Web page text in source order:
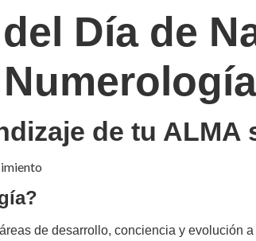
Día de
Numerología
de tu ALMA
de desarrollo, conciencia y evolución